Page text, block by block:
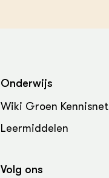
Onderwijs
Wiki Groen Kennisnet
Leermiddelen
Volg ons